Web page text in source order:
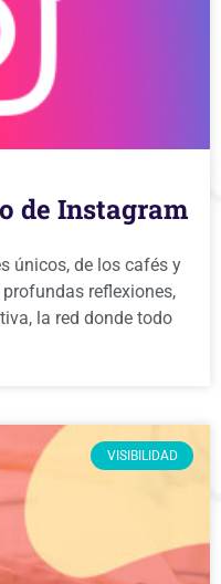
de Instagram
únicos, de los cafés y
reflexiones,
la red donde todo
VISIBILIDAD